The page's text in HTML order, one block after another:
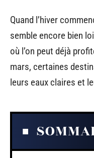
Quand l’hiver
semble encore bien
où l’on peut déjà
mars, certaines
leurs eaux claires et